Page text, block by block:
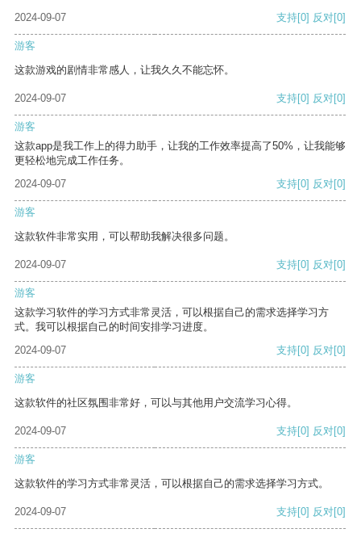
2024-09-07 支持[0] 反对[0]
游客
这款游戏的剧情非常感人，让我久久不能忘怀。
2024-09-07 支持[0] 反对[0]
游客
这款app是我工作上的得力助手，让我的工作效率提高了50%，让我能够
更轻松地完成工作任务。
2024-09-07
支持[0] 反对[0]
游客
这款软件非常实用，可以帮助我解决很多问题。
2024-09-07 支持[0] 反对[0]
游客
这款学习软件的学习方式非常灵活，可以根据自己的需求选择学习方
式。我可以根据自己的时间安排学习进度。
2024-09-07
支持[0] 反对[0]
游客
这款软件的社区氛围非常好，可以与其他用户交流学习心得。
2024-09-07 支持[0] 反对[0]
游客
这款软件的学习方式非常灵活，可以根据自己的需求选择学习方式。
2024-09-07 支持[0] 反对[0]